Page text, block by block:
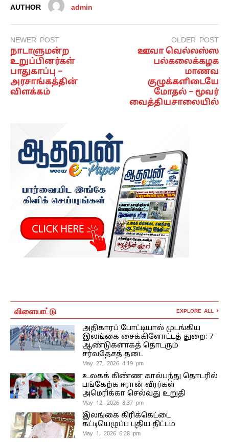
AUTHOR admin
NEWER POST
நாடாளுமன்ற
உறுப்பினர்கள்
பாதுகாப்பு –
அரசாங்கத்தின்
விளக்கம்
OLDER POST
ஊவா வெல்லஸ்ஸ
பல்கலைக்கழக
மாணவ
குழுக்களிடையே
மோதல் – மூவர்
வைத்தியசாலையில்
விளையாட்டு EXPLORE ALL
அதிகாரப் போட்டியால் முடங்கிய
இலங்கை சைக்கிளோட்டத் துறை: 7
ஆண்டுகளாகத் தொடரும்
சர்வதேசத் தடை
May 27, 2026 4:19 pm
உலகக் கிண்ண கால்பந்து தொடரில்
பங்கேற்க ஈரான் வீரர்கள்
அமெரிக்கா செல்வது உறுதி
May 12, 2026 8:37 pm
இலங்கை கிரிக்கெட்டை
கட்டியெழுப்ப புதிய திட்டம்
May 1, 2026 6:28 pm